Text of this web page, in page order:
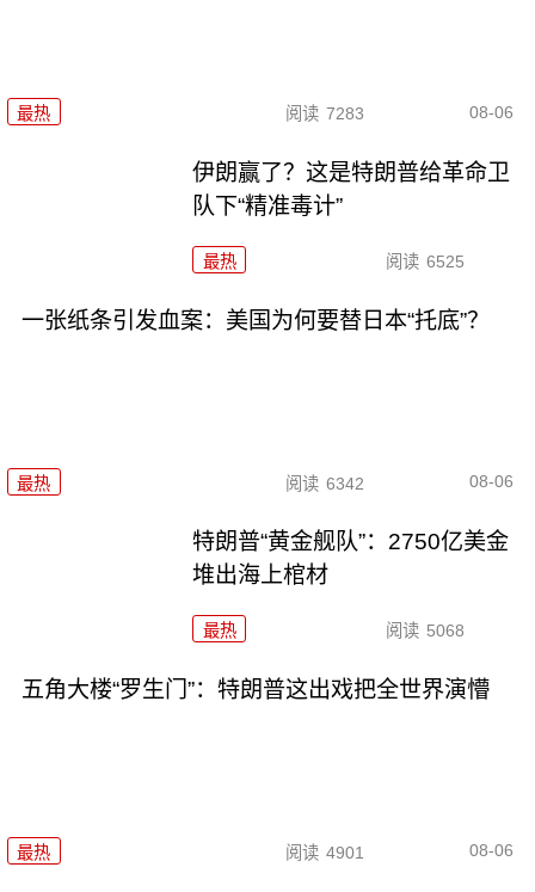
最热 阅读 7283 08-06
伊朗赢了？这是特朗普给革命卫
队下“精准毒计”
最热 阅读 6525
一张纸条引发血案：美国为何要替日本“托底”？
最热 阅读 6342 08-06
特朗普“黄金舰队”：2750亿美金
堆出海上棺材
最热 阅读 5068
五角大楼“罗生门”：特朗普这出戏把全世界演懵
最热 阅读 4901 08-06